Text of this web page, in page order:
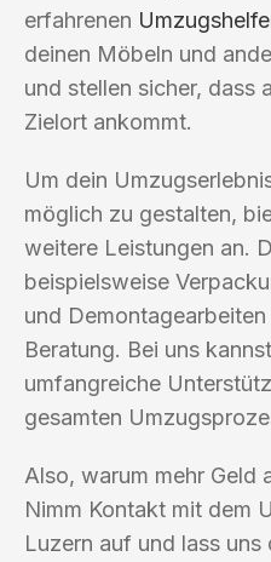
erfahrenen
deinen Möbeln und
und stellen sicher, dass
Zielort ankommt.
Um dein
möglich zu gestalten,
weitere Leistungen an.
beispielsweise
und
Beratung. Bei uns
umfangreiche
gesamten
Also, warum mehr Geld
Nimm Kontakt mit dem
Luzern auf und lass uns